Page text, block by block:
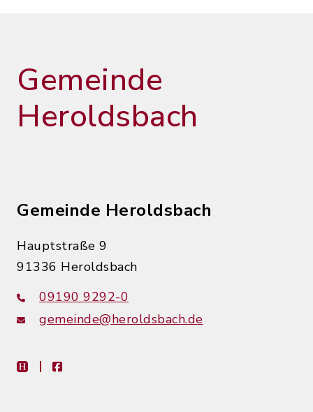
Gemeinde
Heroldsbach
Gemeinde Heroldsbach
Hauptstraße 9
91336 Heroldsbach
09190 9292-0
gemeinde@heroldsbach.de
heimat-infofacebook